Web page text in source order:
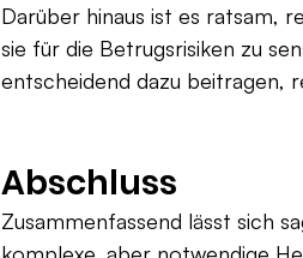
Darüber hinaus ist es ratsam,
sie für die Betrugsrisiken zu
entscheidend dazu beitragen,
Abschluss
Zusammenfassend lässt sich